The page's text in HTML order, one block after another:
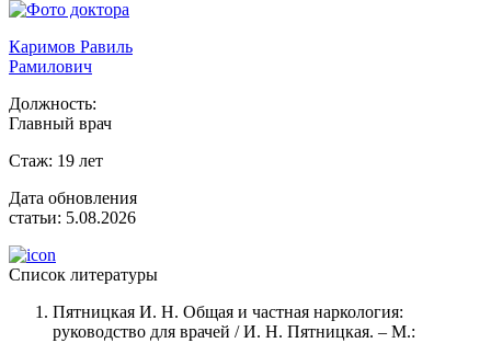
Каримов Равиль
Рамилович
Должность:
Главный врач
Стаж: 19 лет
Дата обновления
статьи: 5.08.2026
Список литературы
Пятницкая И. Н. Общая и частная наркология:
руководство для врачей / И. Н. Пятницкая. – М.: